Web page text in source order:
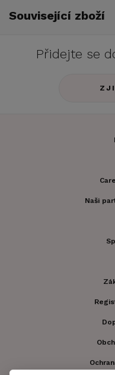
Související zboží
Přidejte se
Naši